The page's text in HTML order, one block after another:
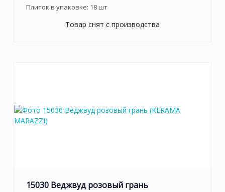
Плиток в упаковке: 18шт
Товар снят с производства
15030 Веджвуд розовый грань